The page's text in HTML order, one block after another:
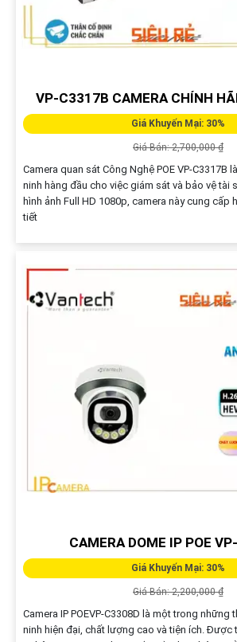
VP-C3317B CAMERA CHÍNH
Giá Khuyến Mại: 30%
Giá Bán: 2,700,000 ₫
Camera quan sát Công Nghệ POE VP-C3317B
ninh hàng đầu cho việc giám sát và bảo vệ tài
hình ảnh Full HD 1080p, camera này cung cấp
tiết
CAMERA DOME IP POE
Giá Khuyến Mại: 30%
Giá Bán: 2,200,000 ₫
Camera IP POEVP-C3308D là một trong những
ninh hiện đại, chất lượng cao và tiện ích. Được